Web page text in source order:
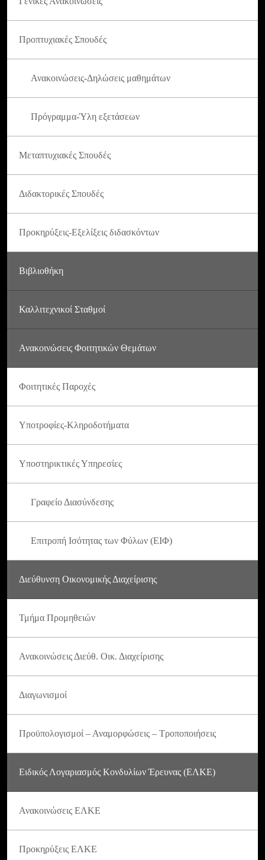
Προπτυχιακές Σπουδές
Ανακοινώσεις-Δηλώσεις μαθημάτων
Πρόγραμμα-Ύλη εξετάσεων
Μεταπτυχιακές Σπουδές
Διδακτορικές Σπουδές
Προκηρύξεις-Εξελίξεις διδασκόντων
Βιβλιοθήκη
Καλλιτεχνικοί Σταθμοί
Ανακοινώσεις Φοιτητικών Θεμάτων
Φοιτητικές Παροχές
Υποτροφίες-Κληροδοτήματα
Υποστηρικτικές Υπηρεσίες
Γραφείο Διασύνδεσης
Επιτροπή Ισότητας των Φύλων (ΕΙΦ)
Διεύθυνση Οικονομικής Διαχείρισης
Τμήμα Προμηθειών
Ανακοινώσεις Διεύθ. Οικ. Διαχείρισης
Διαγωνισμοί
Προϋπολογισμοί – Αναμορφώσεις – Τροποποιήσεις
Ειδικός Λογαριασμός Κονδυλίων Έρευνας (ΕΛΚΕ)
Ανακοινώσεις ΕΛΚΕ
Προκηρύξεις ΕΛΚΕ